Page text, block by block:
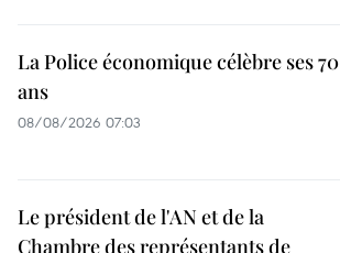
La Police économique célèbre ses 70
ans
08/08/2026 07:03
Le président de l'AN et de la
Chambre des représentants de